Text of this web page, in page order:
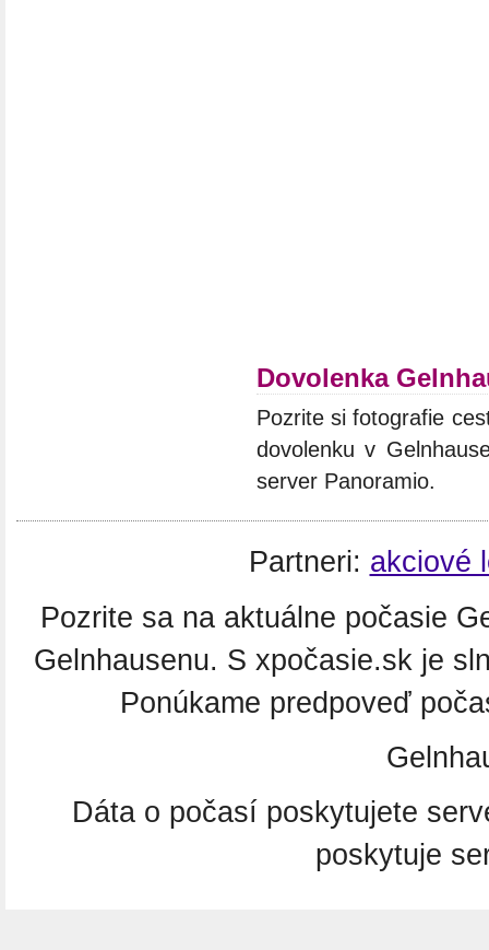
Dovolenka
Pozrite si fotografie
dovolenku v
server Panoramio.
Partneri: akciové
Pozrite sa na aktuálne počasie
Gelnhausenu. S xpočasie.sk je
Ponúkame predpoveď
Dáta o počasí poskytujete
poskytuje